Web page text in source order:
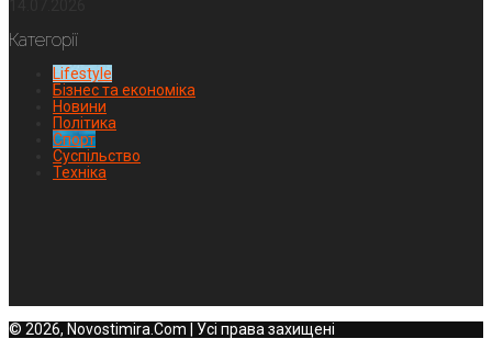
Категорії
Lifestyle
Бізнес та економіка
Новини
Політика
Спорт
Суспільство
Техніка
© 2026, Novostimira.Com | Усі права захищені